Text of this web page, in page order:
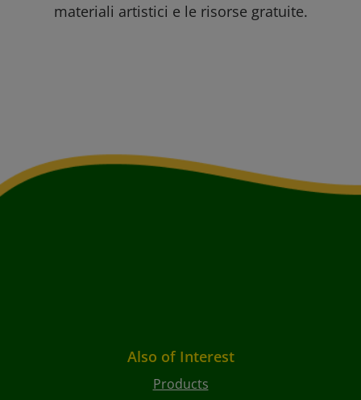
materiali artistici e le risorse gratuite.
Also of Interest
Products